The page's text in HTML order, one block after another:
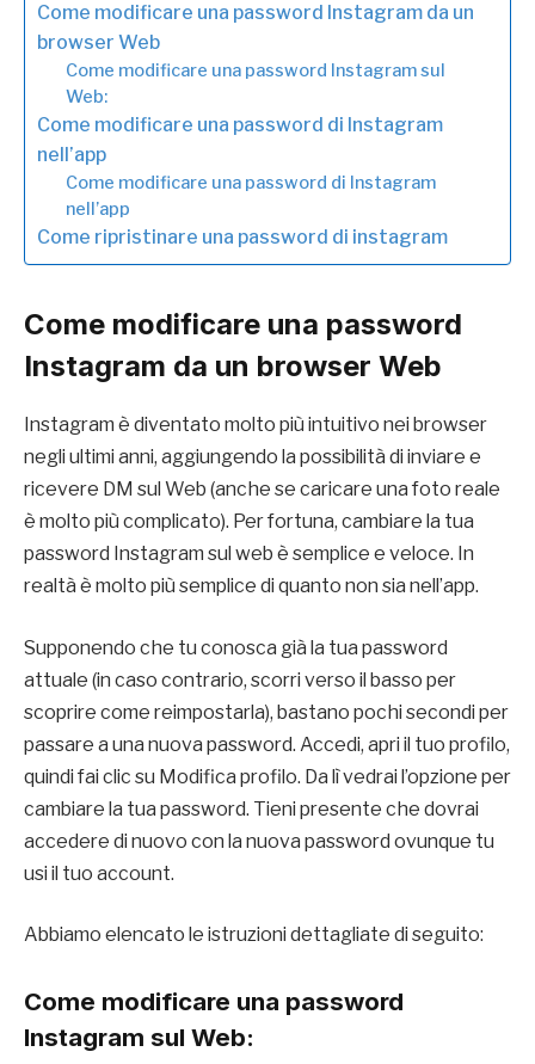
Come modificare una password Instagram da un
browser Web
Come modificare una password Instagram sul
Web:
Come modificare una password di Instagram
nell’app
Come modificare una password di Instagram
nell’app
Come ripristinare una password di instagram
Come modificare una password
Instagram da un browser Web
Instagram è diventato molto più intuitivo nei browser
negli ultimi anni, aggiungendo la possibilità di inviare e
ricevere DM sul Web (anche se caricare una foto reale
è molto più complicato). Per fortuna, cambiare la tua
password Instagram sul web è semplice e veloce. In
realtà è molto più semplice di quanto non sia nell’app.
Supponendo che tu conosca già la tua password
attuale (in caso contrario, scorri verso il basso per
scoprire come reimpostarla), bastano pochi secondi per
passare a una nuova password. Accedi, apri il tuo profilo,
quindi fai clic su Modifica profilo. Da lì vedrai l’opzione per
cambiare la tua password. Tieni presente che dovrai
accedere di nuovo con la nuova password ovunque tu
usi il tuo account.
Abbiamo elencato le istruzioni dettagliate di seguito:
Come modificare una password
Instagram sul Web: